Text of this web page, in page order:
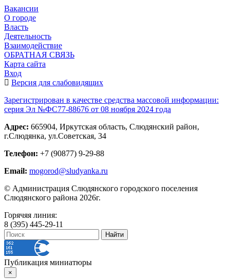
Вакансии
О городе
Власть
Деятельность
Взаимодействие
ОБРАТНАЯ СВЯЗЬ
Карта сайта
Вход
Версия для слабовидящих
Зарегистрирован в качестве средства массовой информации:
серия Эл №ФС77-88676 от 08 ноября 2024 года
Адрес: 665904, Иркутская область, Слюдянский район,
г.Слюдянка, ул.Советская, 34
Телефон: +7 (90877) 9-29-88
Email: mogorod@sludyanka.ru
© Администрация Слюдянского городского поселения
Слюдянского района 2026г.
Горячяя линия:
8 (395) 445-29-11
Публикация миниатюры
×